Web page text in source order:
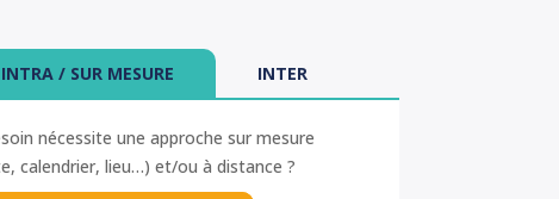
INTRA / SUR MESURE INTER
nécessite une approche sur mesure
calendrier, lieu…) et/ou à distance ?